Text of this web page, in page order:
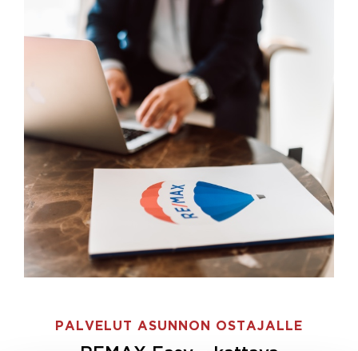
PALVELUT ASUNNON OSTAJALLE